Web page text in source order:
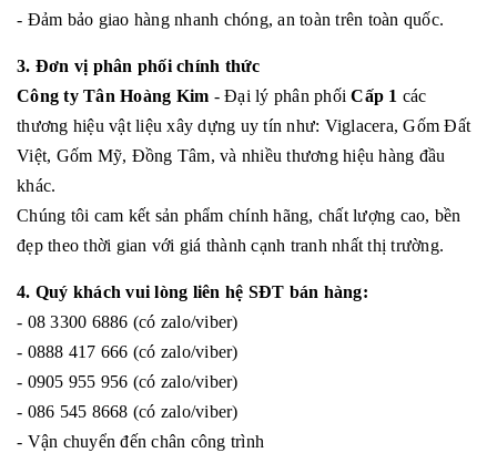
- Đảm bảo giao hàng nhanh chóng, an toàn trên toàn quốc.
3. Đơn vị phân phối chính thức
Công ty Tân Hoàng Kim - Đại lý phân phối Cấp 1 các
thương hiệu vật liệu xây dựng uy tín như: Viglacera, Gốm Đất
Việt, Gốm Mỹ, Đồng Tâm, và nhiều thương hiệu hàng đầu
khác.
Chúng tôi cam kết sản phẩm chính hãng, chất lượng cao, bền
đẹp theo thời gian với giá thành cạnh tranh nhất thị trường.
4. Quý khách vui lòng liên hệ SĐT bán hàng:
- 08 3300 6886 (có zalo/viber)
- 0888 417 666 (có zalo/viber)
- 0905 955 956 (có zalo/viber)
- 086 545 8668 (có zalo/viber)
- Vận chuyển đến chân công trình